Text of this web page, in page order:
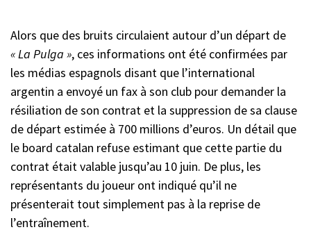
Alors que des bruits circulaient autour d’un départ de
« La Pulga », ces informations ont été confirmées par
les médias espagnols disant que l’international
argentin a envoyé un fax à son club pour demander la
résiliation de son contrat et la suppression de sa clause
de départ estimée à 700 millions d’euros. Un détail que
le board catalan refuse estimant que cette partie du
contrat était valable jusqu’au 10 juin. De plus, les
représentants du joueur ont indiqué qu’il ne
présenterait tout simplement pas à la reprise de
l’entraînement.